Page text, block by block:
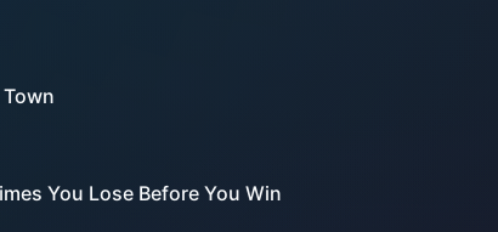
You Lose Before You Win